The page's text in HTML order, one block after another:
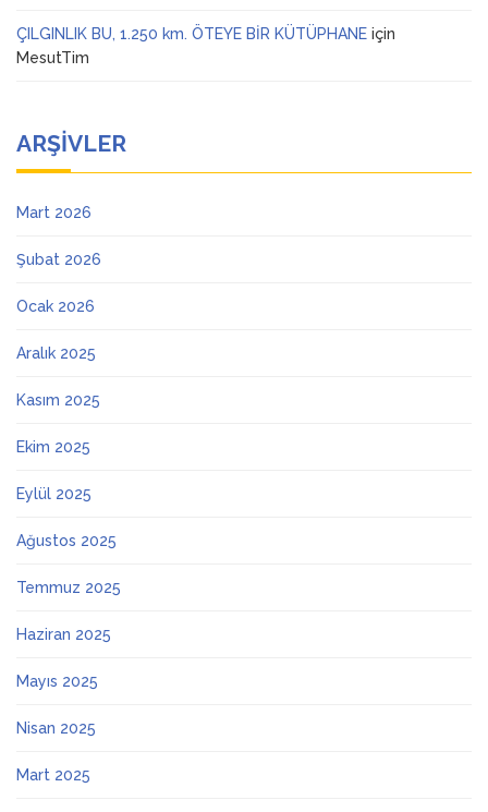
ÇILGINLIK BU, 1.250 km. ÖTEYE BİR KÜTÜPHANE için
MesutTim
ARŞIVLER
Mart 2026
Şubat 2026
Ocak 2026
Aralık 2025
Kasım 2025
Ekim 2025
Eylül 2025
Ağustos 2025
Temmuz 2025
Haziran 2025
Mayıs 2025
Nisan 2025
Mart 2025